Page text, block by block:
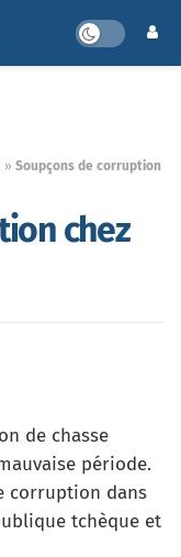
» Soupçons de corruption
chez
de chasse
période.
corruption dans
tchèque et